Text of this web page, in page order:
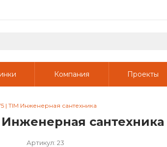
Компания Проекты
| TIM Инженерная сантехника
сантехника
Артикул: 23